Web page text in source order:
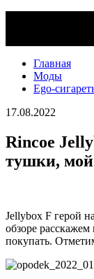
Главная
Моды
Ego-
17.08.2022
Rincoe
тушки, мой
Jellybox F герой
обзоре
покупать.